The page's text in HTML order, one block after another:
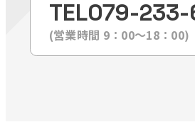
TEL079-233-
(営業時間 9：00〜18：00)